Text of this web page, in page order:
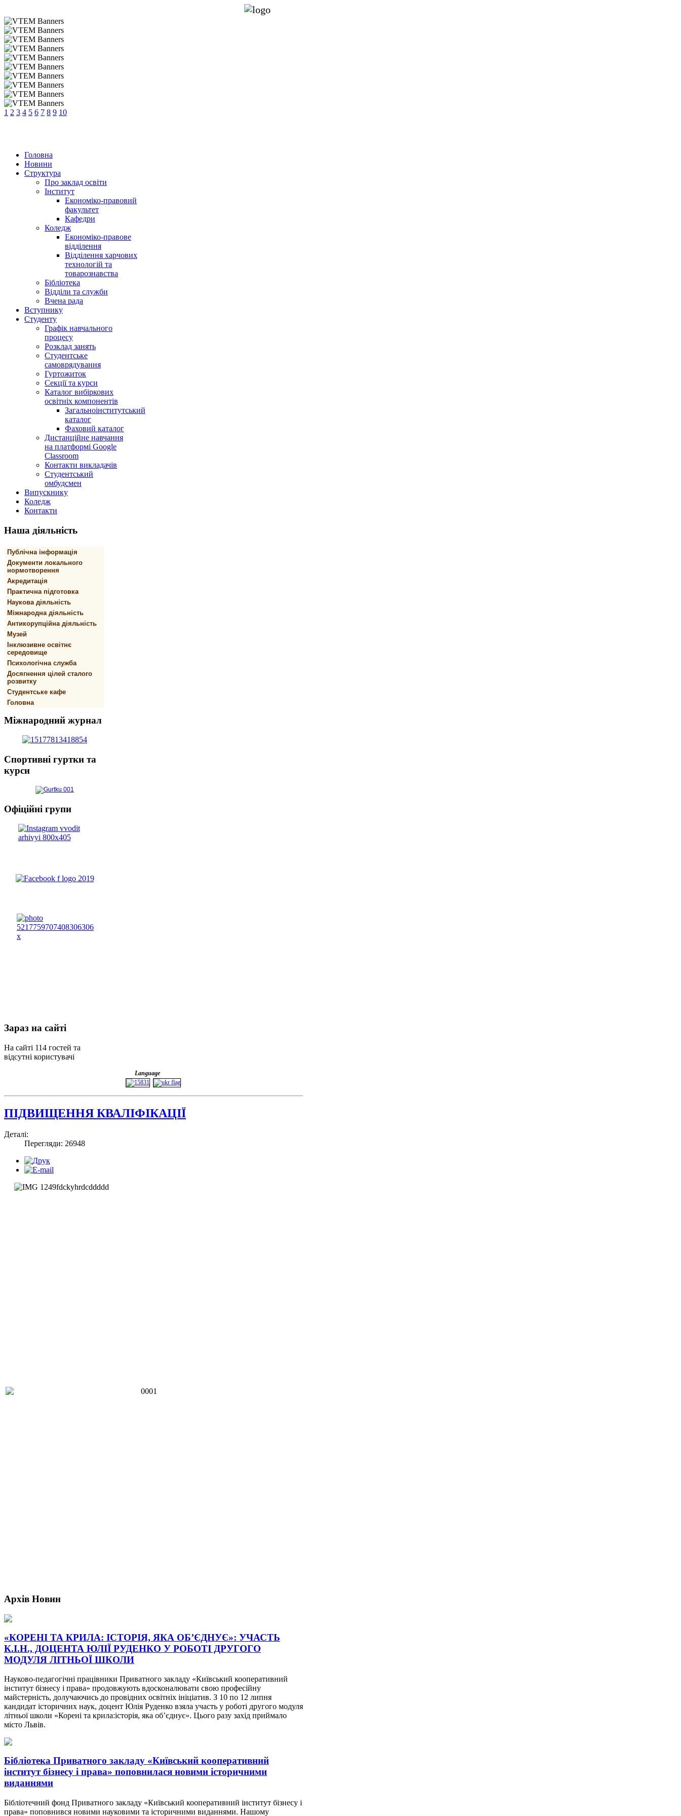
1 2 3 4 5 6 7 8 9 10
Головна
Новини
Структура
Про заклад освіти
Інститут
Економіко-правовий
факультет
Кафедри
Коледж
Економіко-правове
відділення
Відділення харчових
технологій та
товарознавства
Бібліотека
Відділи та служби
Вчена рада
Вступнику
Студенту
Графік навчального
процесу
Розклад занять
Студентське
самоврядування
Гуртожиток
Секції та курси
Каталог вибіркових
освітніх компонентів
Загальноінститутський
каталог
Фаховий каталог
Дистанційне навчання
на платформі Google
Classroom
Контакти викладачів
Студентський
омбудсмен
Випускнику
Коледж
Контакти
Наша діяльність
Публічна інформація
Документи локального
нормотворення
Акредитація
Практична підготовка
Наукова діяльність
Міжнародна діяльність
Антикорупційна діяльність
Музей
Інклюзивне освітнє
середовище
Психологічна служба
Досягнення цілей сталого
розвитку
Студентське кафе
Головна
Міжнародний журнал
Спортивнi гуртки та
курси
Офіційні групи
Зараз на сайті
На сайті 114 гостей та
відсутні користувачі
Language
ПІДВИЩЕННЯ КВАЛІФІКАЦІЇ
Деталі:
Перегляди: 26948
Архів Новин
«КОРЕНІ ТА КРИЛА: ІСТОРІЯ, ЯКА ОБ’ЄДНУЄ»: УЧАСТЬ
К.І.Н., ДОЦЕНТА ЮЛІЇ РУДЕНКО У РОБОТІ ДРУГОГО
МОДУЛЯ ЛІТНЬОЇ ШКОЛИ
Науково-педагогічні працівники Приватного закладу «Київський кооперативний
інститут бізнесу і права» продовжують вдосконалювати свою професійну
майстерність, долучаючись до провідних освітніх ініціатив. З 10 по 12 липня
кандидат історичних наук, доцент Юлія Руденко взяла участь у роботі другого модуля
літньої школи «Корені та крила:історія, яка об’єднує». Цього разу захід приймало
місто Львів.
Бібліотека Приватного закладу «Київський кооперативний
інститут бізнесу і права» поповнилася новими історичними
виданнями
Бібліотечний фонд Приватного закладу «Київський кооперативний інститут бізнесу і
права» поповнився новими науковими та історичними виданнями. Нашому